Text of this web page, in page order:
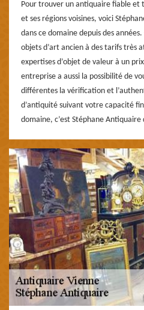
Pour trouver un antiquaire fiable et
et ses régions voisines, voici
dans ce domaine depuis des
objets d’art ancien à des tarifs très
expertises d’objet de valeur à un
entreprise a aussi la possibilité de
différentes la vérification et
d’antiquité suivant votre capacité
domaine, c’est Stéphane